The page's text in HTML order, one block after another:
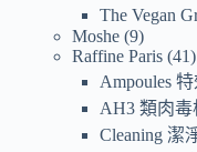
The Vegan
Moshe 9
Raffine Paris 41
Ampoules
AH3 類肉毒
Cleaning 潔